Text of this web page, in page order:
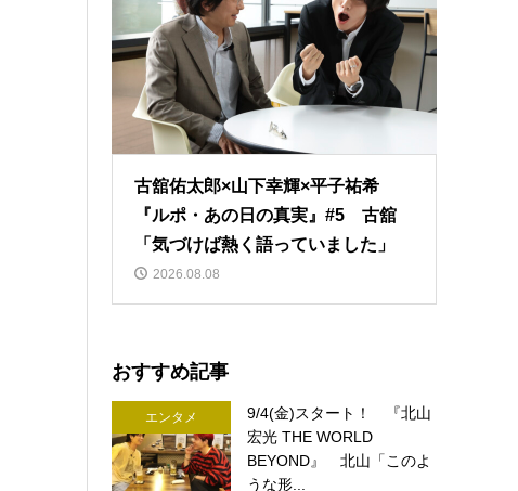
古舘佑太郎×山下幸輝×平子祐希
『ルポ・あの日の真実』#5 古舘
「気づけば熱く語っていました」
2026.08.08
おすすめ記事
エンタメ
9/4(金)スタート！ 『北山
宏光 THE WORLD
BEYOND』 北山「このよ
うな形...